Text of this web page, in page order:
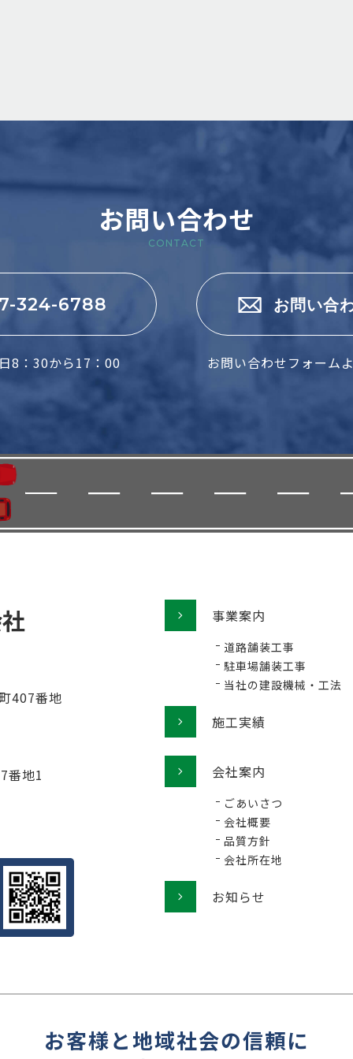
お問い合わせ
CONTACT
324-6788
8：30から17：00
お問い合
お問い合わせフォーム
407番地
番地1
事業案内
道路舗装工事
駐車場舗装工事
当社の建設機械・工法
施工実績
会社案内
ごあいさつ
会社概要
品質方針
会社所在地
お知らせ
お客様と地域社会の信頼に